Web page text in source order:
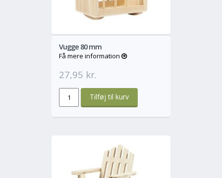
Vugge 80 mm
Få mere information
27,95 kr.